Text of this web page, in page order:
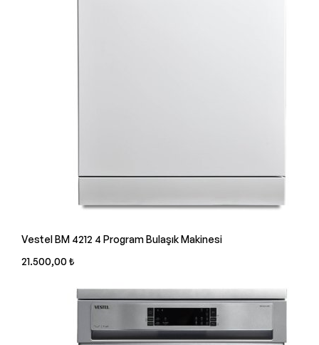
Vestel BM 4212 4 Program Bulaşık Makinesi
21.500,00 ₺